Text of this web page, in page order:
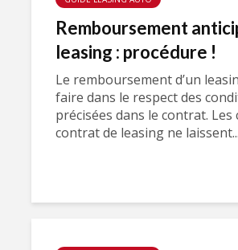
Remboursement
leasing : procédure !
Le remboursement d’un
faire dans le respect des
précisées dans le contrat. Les
contrat de leasing ne laissent...